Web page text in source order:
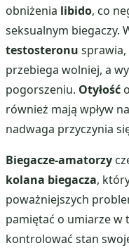
obniżenia libido, co
seksualnym biegaczy.
testosteronu sprawia,
przebiega wolniej, a
pogorszeniu. Otyłość
również mają wpływ
nadwaga przyczynia
Biegacze-amatorzy
kolana biegacza,
poważniejszych
pamiętać o umiarze
kontrolować stan